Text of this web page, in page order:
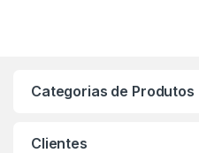
Categorias de Produtos
Clientes